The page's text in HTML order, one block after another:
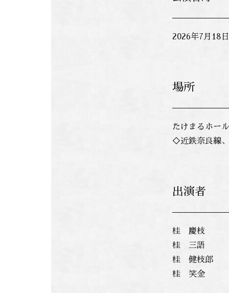
2026年7月18
場所
たけまるホー
◇近鉄奈良線
出演者
桂 慶枝 「
桂 三語 「
桂 健枝郎
桂 笑金 「